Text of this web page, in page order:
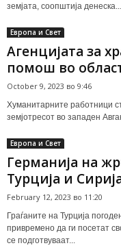
земјата, соопштија денеска...
Европа и Свет
Агенцијата за
помош во
October 9, 2023 во 9:46
Хуманитарните работници
земјотресот во западен
Европа и Свет
Германија на
Турција и
February 12, 2023 во 11:20
Граѓаните на Турција
привремено да ги посетат
се подготвуваат...